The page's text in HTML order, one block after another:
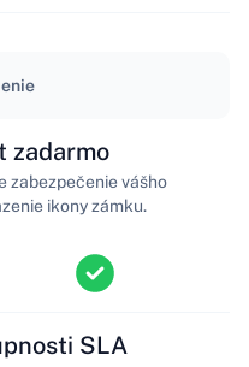
zadarmo
zabezpečenie vášho
ikony zámku.
SLA